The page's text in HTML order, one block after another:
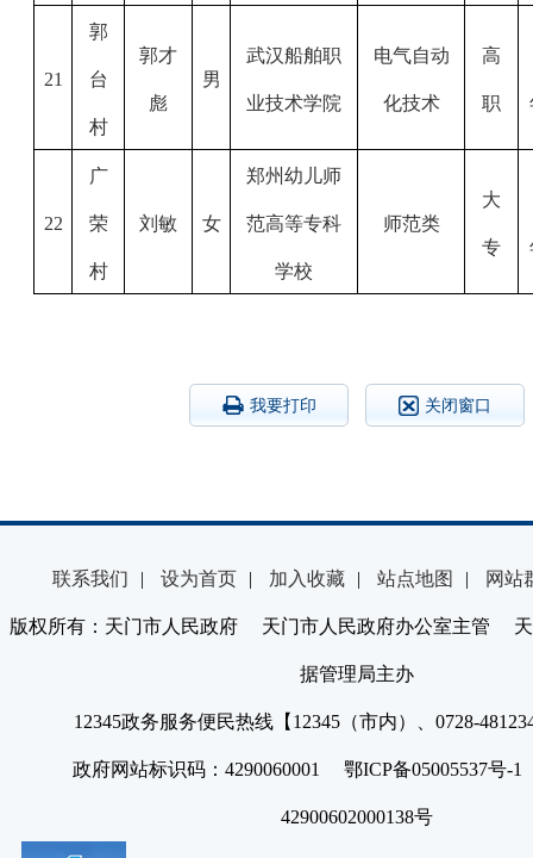
21
郭
台
村
郭才
彪
男
武汉船舶职
业技术学院
电气自动
化技术
高
职
22
广
荣
村
刘敏 女
郑州幼儿师
范高等专科
学校
师范类
大
专
我要打印 关闭窗口
联系我们 | 设为首页 | 加入收藏 | 站点地图 | 网站
版权所有：天门市人民政府 天门市人民政府办公室主管 天
据管理局主办
12345政务服务便民热线【12345（市内）、0728-
政府网站标识码：4290060001 鄂ICP备05005537号
42900602000138号